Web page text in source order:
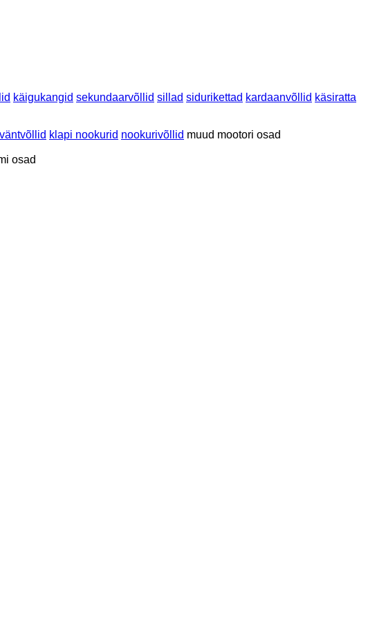
käigukangid sekundaarvõllid sillad sidurikettad kardaanvõllid käsiratta
väntvõllid klapi nookurid nookurivõllid muud mootori osad
osad